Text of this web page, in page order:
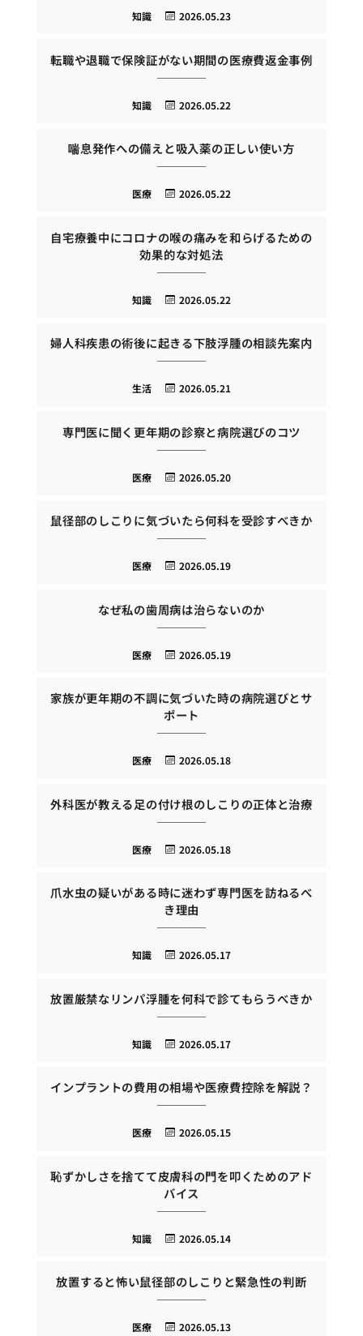
2026.05.23
知識
転職や退職で保険証がない期間の医療費返金事例
2026.05.22
知識
喘息発作への備えと吸入薬の正しい使い方
2026.05.22
医療
自宅療養中にコロナの喉の痛みを和らげるための
効果的な対処法
2026.05.22
知識
婦人科疾患の術後に起きる下肢浮腫の相談先案内
2026.05.21
生活
専門医に聞く更年期の診察と病院選びのコツ
2026.05.20
医療
鼠径部のしこりに気づいたら何科を受診すべきか
2026.05.19
医療
なぜ私の歯周病は治らないのか
2026.05.19
医療
家族が更年期の不調に気づいた時の病院選びとサ
ポート
2026.05.18
医療
外科医が教える足の付け根のしこりの正体と治療
2026.05.18
医療
爪水虫の疑いがある時に迷わず専門医を訪ねるべ
き理由
2026.05.17
知識
放置厳禁なリンパ浮腫を何科で診てもらうべきか
2026.05.17
知識
インプラントの費用の相場や医療費控除を解説？
2026.05.15
医療
恥ずかしさを捨てて皮膚科の門を叩くためのアド
バイス
2026.05.14
知識
放置すると怖い鼠径部のしこりと緊急性の判断
2026.05.13
医療